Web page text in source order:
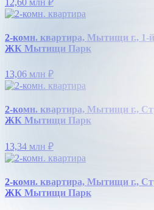
2-комн. квартира, Мытищи г., 1-
ЖК Мытищи Парк
13,06 млн ₽
2-комн. квартира, Мытищи г.,
ЖК Мытищи Парк
13,34 млн ₽
2-комн. квартира, Мытищи г.,
ЖК Мытищи Парк